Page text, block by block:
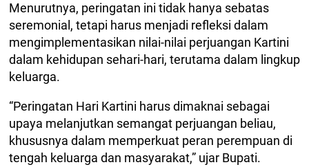
Menurutnya, peringatan ini tidak hanya sebatas
seremonial, tetapi harus menjadi refleksi dalam
mengimplementasikan nilai-nilai perjuangan Kartini
dalam kehidupan sehari-hari, terutama dalam lingkup
keluarga.
“Peringatan Hari Kartini harus dimaknai sebagai
upaya melanjutkan semangat perjuangan beliau,
khususnya dalam memperkuat peran perempuan di
tengah keluarga dan masyarakat,” ujar Bupati.